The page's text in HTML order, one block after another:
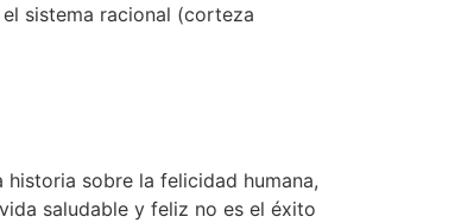
sistema racional (corteza
sobre la felicidad humana,
saludable y feliz no es el éxito